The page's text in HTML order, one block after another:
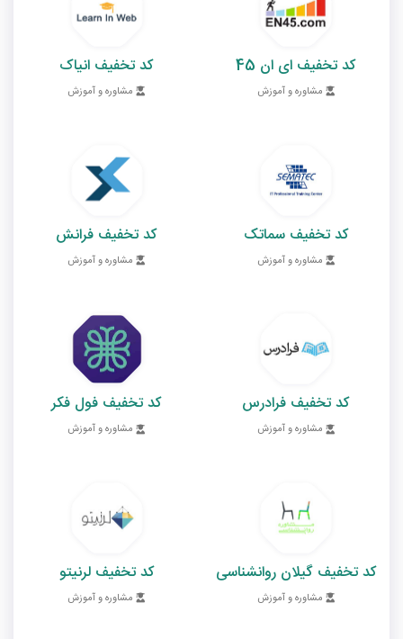
کد تخفیف ای ان 45
مشاوره و آموزش
کد تخفیف انیاک
مشاوره و آموزش
کد تخفیف سماتک
مشاوره و آموزش
کد تخفیف فرانش
مشاوره و آموزش
کد تخفیف فرادرس
مشاوره و آموزش
کد تخفیف فول فکر
مشاوره و آموزش
کد تخفیف گیلان روانشناسی
مشاوره و آموزش
کد تخفیف لرنیتو
مشاوره و آموزش